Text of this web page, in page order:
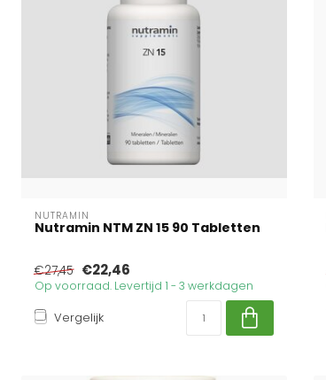
NUTRAMIN
Nutramin NTM ZN 15 90 Tabletten
€27,45 €22,46
Op voorraad. Levertijd 1 - 3 werkdagen
Vergelijk